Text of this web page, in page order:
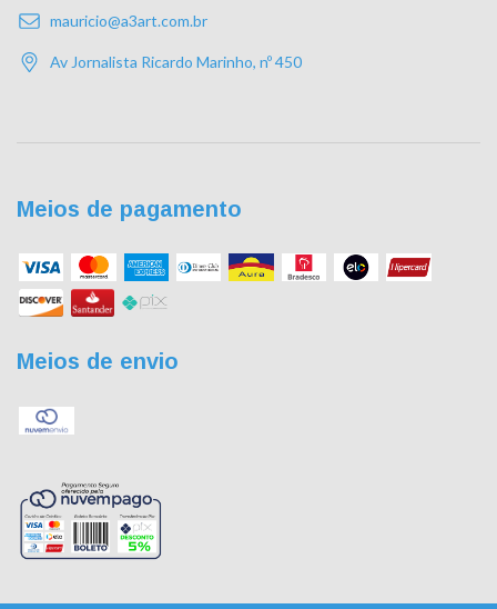
mauricio@a3art.com.br
Av Jornalista Ricardo Marinho, nº 450
Meios de pagamento
Meios de envio